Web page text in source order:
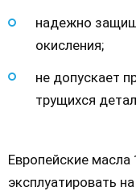
надежно
окисления;
не допускает
трущихся
Европейские
эксплуатировать